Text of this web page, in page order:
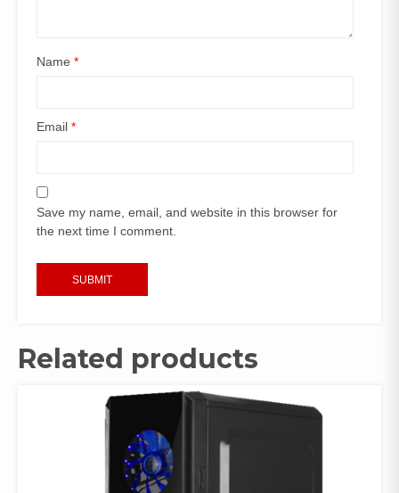
Name *
Email *
Save my name, email, and website in this browser for
the next time I comment.
Related products